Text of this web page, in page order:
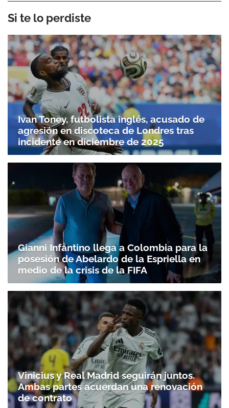
Si te lo perdiste
Ivan Toney, futbolista inglés, acusado de
agresión en discoteca de Londres tras
incidente en diciembre de 2025
Gianni Infantino llega a Colombia para la
posesión de Abelardo de la Espriella en
medio de la crisis de la FIFA
Vinicius y Real Madrid seguirán juntos.
Ambas partes acuerdan una renovación
de contrato